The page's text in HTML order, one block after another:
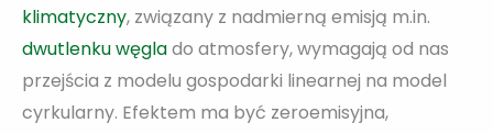
klimatyczny, związany z nadmierną emisją m.in.
dwutlenku węglado atmosfery, wymagają od nas
przejścia z modelu gospodarki linearnej na model
cyrkularny. Efektem ma być zeroemisyjna,